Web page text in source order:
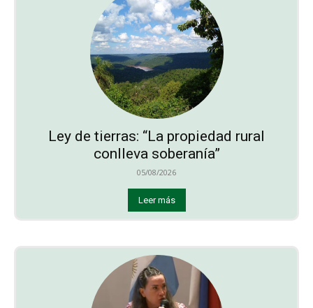
Ley de tierras: “La propiedad rural
conlleva soberanía”
05/08/2026
Leer más